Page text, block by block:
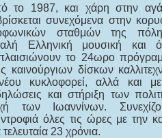
το 1987, και χάρη στην
συνεχόμενα στην
σταθμών της
Ελληνική μουσική και
πλαισιώνουν το 24ωρο
καινούργιων δίσκων
κυκλοφορεί, αλλά και
και στήριξη των
των Ιωαννίνων.
όλες τις ώρες με την
23 χρόνια.